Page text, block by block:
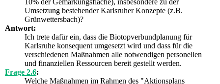
Umsetzung bestehender Karlsruher Konzepte (z.B.
Grünwettersbach)?
Antwort:
Ich trete dafür ein, dass die Biotopverbundplanung für
Karlsruhe konsequent umgesetzt wird und dass für die
verschiedenen Maßnahmen alle notwendigen personellen
und finanziellen Ressourcen bereit gestellt werden.
Frage 2.6:
Welche Maßnahmen im Rahmen des "Aktionsplans